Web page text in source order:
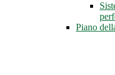
Piano